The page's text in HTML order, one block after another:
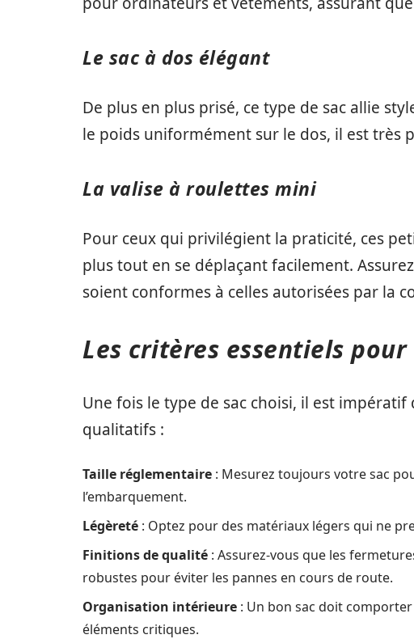
Le sac à dos élégant
De plus en plus prisé, ce type de sac allie
le poids uniformément sur le dos, il est
La valise à roulettes mini
Pour ceux qui privilégient la praticité, ces
plus tout en se déplaçant facilement.
soient conformes à celles autorisées par la
Les critères essentiels
Une fois le type de sac choisi, il est
qualitatifs :
Taille réglementaire : Mesurez toujours votre sac
l’embarquement.
Légèreté : Optez pour des matériaux légers qui ne
Finitions de qualité : Assurez-vous que les
robustes pour éviter les pannes en cours de route.
Organisation intérieure : Un bon sac doit
éléments critiques.